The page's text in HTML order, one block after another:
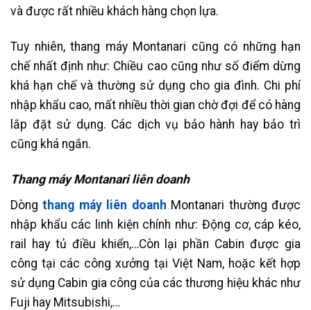
và được rất nhiều khách hàng chọn lựa.
Tuy nhiên, thang máy Montanari cũng có những hạn
chế nhất định như: Chiều cao cũng như số điểm dừng
khá hạn chế và thường sử dụng cho gia đình. Chi phí
nhập khẩu cao, mất nhiều thời gian chờ đợi để có hàng
lắp đặt sử dụng. Các dịch vụ bảo hành hay bảo trì
cũng khá ngắn.
Thang máy Montanari liên doanh
Dòng thang máy liên doanh Montanari thường được
nhập khẩu các linh kiện chính như: Động cơ, cáp kéo,
rail hay tủ điều khiển,…Còn lại phần Cabin được gia
công tại các công xưởng tại Việt Nam, hoặc kết hợp
sử dụng Cabin gia công của các thương hiệu khác như
Fuji hay Mitsubishi,…